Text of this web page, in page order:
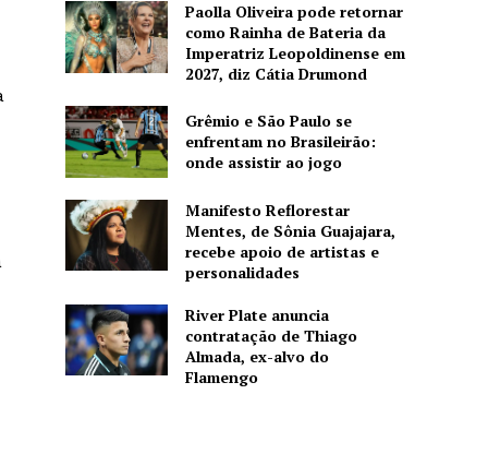
Paolla Oliveira pode retornar
como Rainha de Bateria da
Imperatriz Leopoldinense em
2027, diz Cátia Drumond
Grêmio e São Paulo se
enfrentam no Brasileirão:
onde assistir ao jogo
Manifesto Reflorestar
Mentes, de Sônia Guajajara,
recebe apoio de artistas e
personalidades
River Plate anuncia
contratação de Thiago
Almada, ex-alvo do
Flamengo